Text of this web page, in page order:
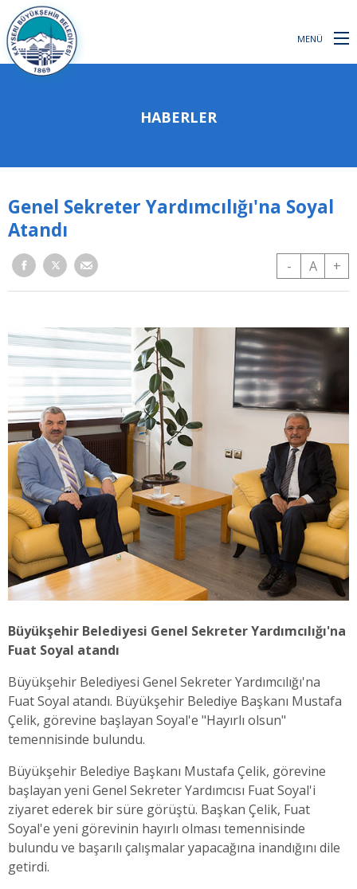
MENÜ
HABERLER
Genel Sekreter Yardımcılığı'na Soyal
Atandı
- A +
Büyükşehir Belediyesi Genel Sekreter Yardımcılığı'na
Fuat Soyal atandı
Büyükşehir Belediyesi Genel Sekreter Yardımcılığı'na
Fuat Soyal atandı. Büyükşehir Belediye Başkanı Mustafa
Çelik, görevine başlayan Soyal'e "Hayırlı olsun"
temennisinde bulundu.
Büyükşehir Belediye Başkanı Mustafa Çelik, görevine
başlayan yeni Genel Sekreter Yardımcısı Fuat Soyal'i
ziyaret ederek bir süre görüştü. Başkan Çelik, Fuat
Soyal'e yeni görevinin hayırlı olması temennisinde
bulundu ve başarılı çalışmalar yapacağına inandığını dile
getirdi.